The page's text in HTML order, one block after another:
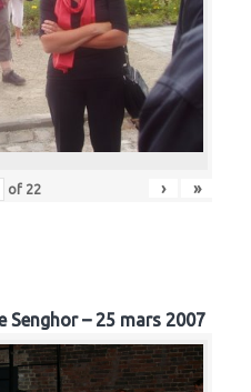
of 22 › »
Senghor – 25 mars 2007